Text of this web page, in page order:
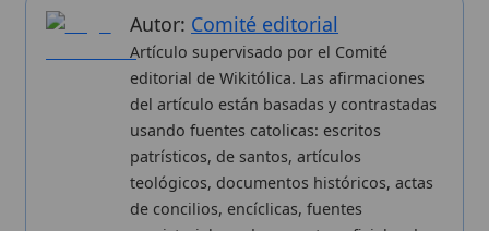
Wikitólica © 2026. Enciclopedia del patrimonio doctrinal,
histórico y litúrgico de la Iglesia Católica. Parte de la red formativa
Custodio Animae
analíticas anónimas. LicenciaCC BY-SA(texto). Editado en
Valencia, España.ISSN: 3101-7339. Bajo el patrocinio de San
Carlo Acutis.
Sobre nosotros
Proceso editorial
Categorias
Más visitados